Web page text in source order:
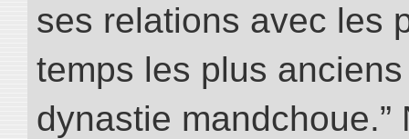
ses relations avec les
temps les plus
dynastie mandchoue.”